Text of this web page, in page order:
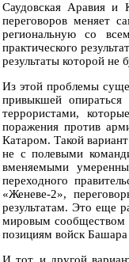
Саудовская Аравия и
переговоров меняет
региональную со
практического
результаты которой не
Из этой проблемы
привыкшей
террористами,
поражения против
Катаром. Такой
не с полевыми
вменяемыми
переходного
«Женеве-2»,
результатам. Это еще
мировым сообществом
позициям войск